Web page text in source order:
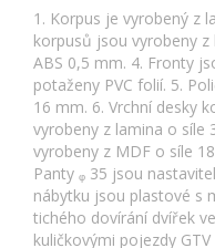
1. Korpus je vyrobený z
korpusů jsou vyrobeny
ABS 0,5 mm. 4. Fronty
potaženy PVC folií. 5.
16 mm. 6. Vrchní desky
vyrobeny z lamina o síle
vyrobeny z MDF o síle
Panty ᵩ 35 jsou
nábytku jsou plastové s
tichého dovírání dvířek
kuličkovými pojezdy